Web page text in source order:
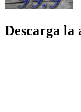
Descarga